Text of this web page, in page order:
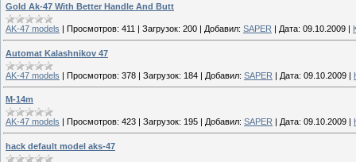
Gold Ak-47 With Better Handle And Butt
AK-47 models | Просмотров: 411 | Загрузок: 200 | Добавил: SAPER | Дата: 09.10.2009 |
Automat Kalashnikov 47
AK-47 models | Просмотров: 378 | Загрузок: 184 | Добавил: SAPER | Дата: 09.10.2009 |
M-14m
AK-47 models | Просмотров: 423 | Загрузок: 195 | Добавил: SAPER | Дата: 09.10.2009 |
hack default model aks-47